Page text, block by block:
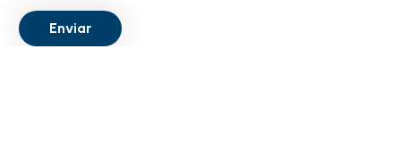
Enviar